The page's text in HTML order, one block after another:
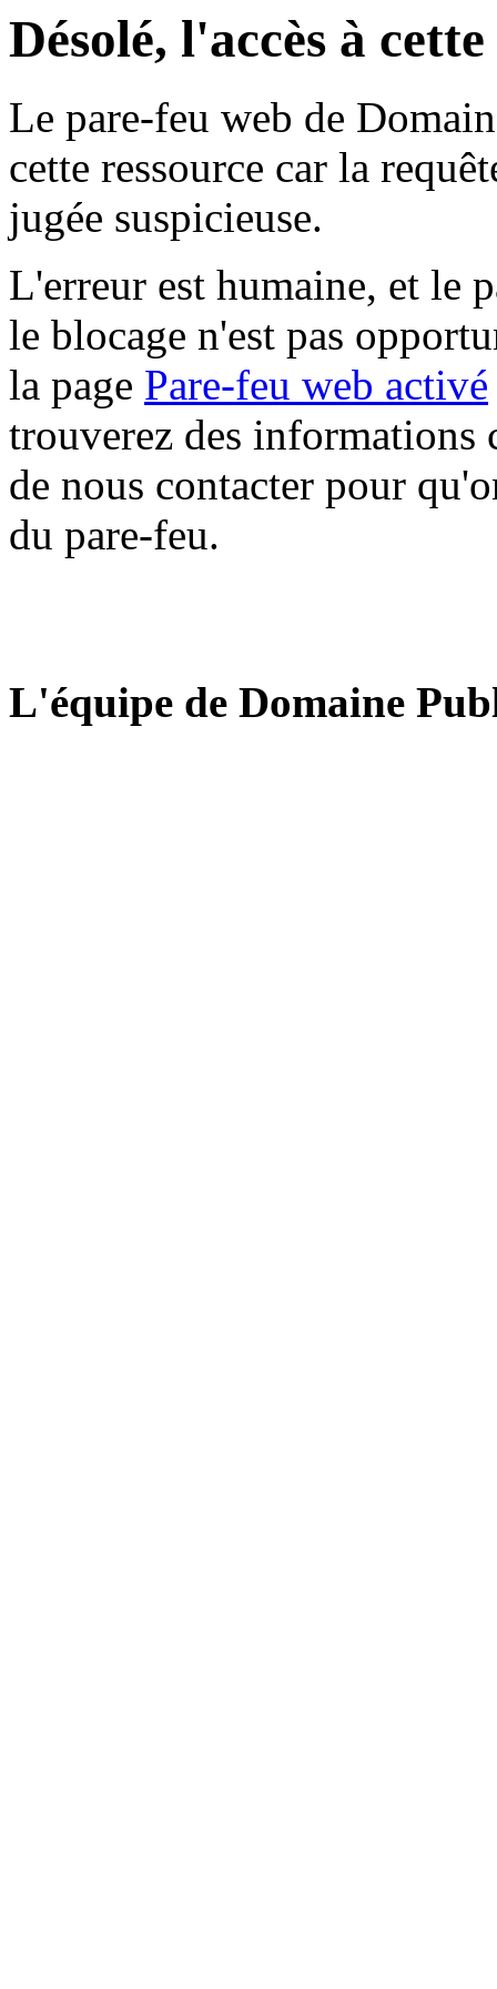
Désolé, l'accès à
Le pare-feu web de
cette ressource car la
jugée suspicieuse.
L'erreur est humaine, et le
le blocage n'est pas
la page Pare-feu web activé
trouverez des informations
de nous contacter pour
du pare-feu.
L'équipe de Domaine